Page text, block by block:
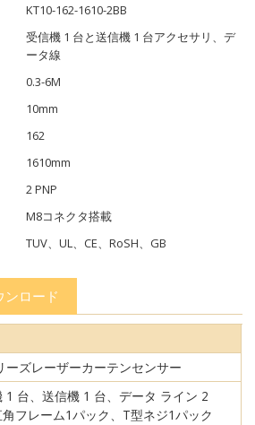
KT10-162-1610-2BB
受信機 1 台と送信機 1 台アクセサリ、デ
ータ線
0.3-6M
10mm
162
1610mm
2 PNP
M8コネクタ搭載
TUV、UL、CE、RoSH、GB
ンロード
ーズレーザーカーテンセンサー
1 台、送信機 1 台、データ ライン 2
フレーム1パック、T型ネジ1パック